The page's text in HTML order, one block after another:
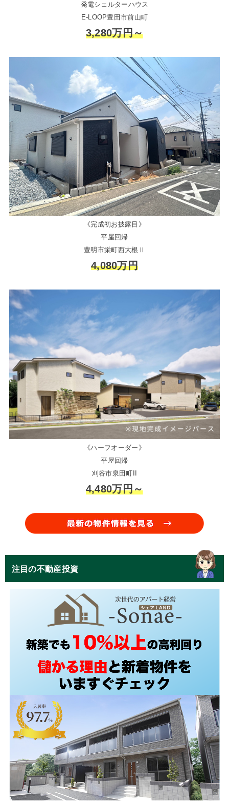
発電シェルターハウス
E-LOOP豊田市前山町
3,280万円～
《完成初お披露目》
平屋回帰
豊明市栄町西大根Ⅱ
4,080万円
《ハーフオーダー》
平屋回帰
刈谷市泉田町II
4,480万円～
注目の不動産投資